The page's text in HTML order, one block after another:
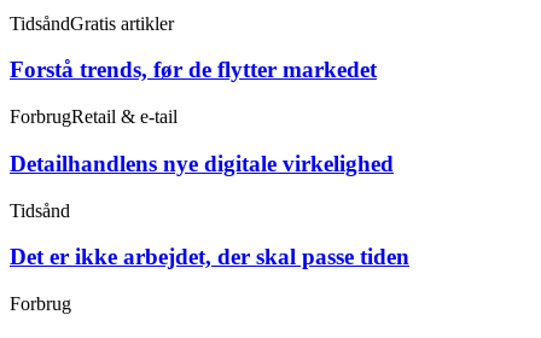
TidsåndGratis artikler
Forstå trends, før de flytter markedet
ForbrugRetail & e-tail
Detailhandlens nye digitale virkelighed
Tidsånd
Det er ikke arbejdet, der skal passe tiden
Forbrug